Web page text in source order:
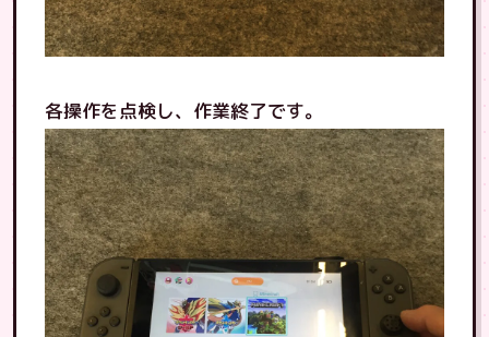
各操作を点検し、作業終了です。